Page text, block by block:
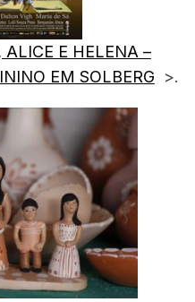
ALICE E HELENA –
EM SOLBERG >.